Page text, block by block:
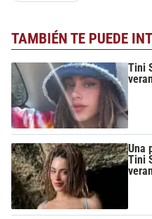
TAMBIÉN TE PUEDE
Tini
Una
Tini